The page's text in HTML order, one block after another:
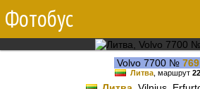
Фотобус
Volvo 7700 № 769
Литва , маршрут 22